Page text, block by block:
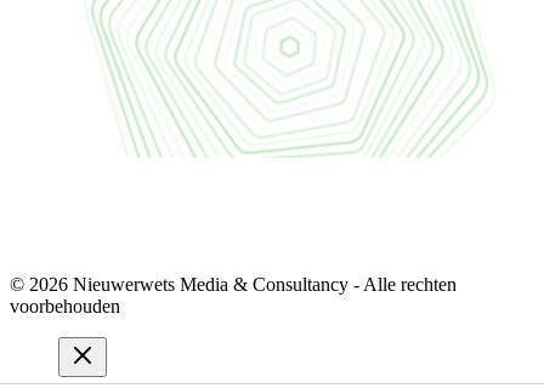
© 2026 Nieuwerwets Media & Consultancy - Alle rechten
voorbehouden